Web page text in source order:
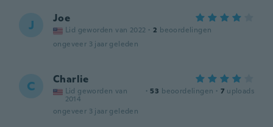
J Joe
Lid geworden van 2022 · 2 beoordelingen
ongeveer 3 jaar geleden
C Charlie
Lid geworden van
2014
· 53 beoordelingen · 7 uploads
ongeveer 3 jaar geleden